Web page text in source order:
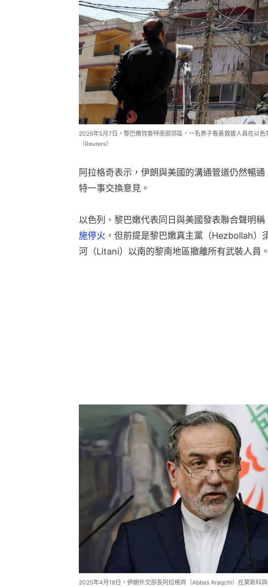
2026年5月7日，黎巴嫩貝魯特南部郊區，一名男子看着救援人員在以色
（Reuters）
阿拉格奇表示，伊朗與美國的溝通管道仍然暢
特一事交換意見。
以色列、黎巴嫩代表同日與美國發表聯合聲明
施停火 ，但前提是黎巴嫩真主黨（Hezbollah）
河（Litani）以南的黎南地區撤離所有武裝人員。
2025年4月18日，伊朗外交部長阿拉格齊（Abbas Araqchi）在莫斯科